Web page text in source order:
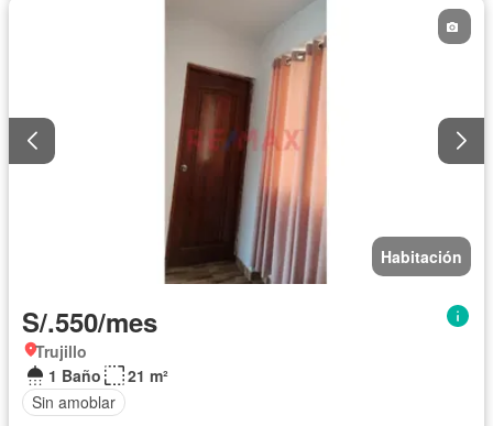
Habitación
S/.550/mes
Trujillo
1 Baño
21 m²
Sin amoblar